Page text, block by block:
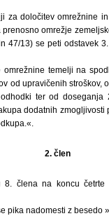
za določitev omrežnine
omrežje
47/13) se peti odstavek
omrežnine temelji na
od upravičenih stroškov,
ter od doseganja
dodatnih zmogljivosti
2. člen
8. člena na koncu
pika nadomesti z besedo